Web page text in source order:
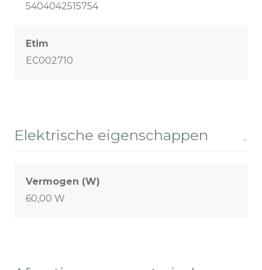
5404042515754
Etim
EC002710
Elektrische eigenschappen
Vermogen (W)
60,00 W